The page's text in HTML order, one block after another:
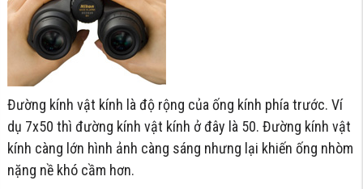
Đường kính vật kính là độ rộng của ống kính phía trước. Ví
dụ 7x50 thì đường kính vật kính ở đây là 50. Đường kính vật
kính càng lớn hình ảnh càng sáng nhưng lại khiến ống nhòm
nặng nề khó cầm hơn.